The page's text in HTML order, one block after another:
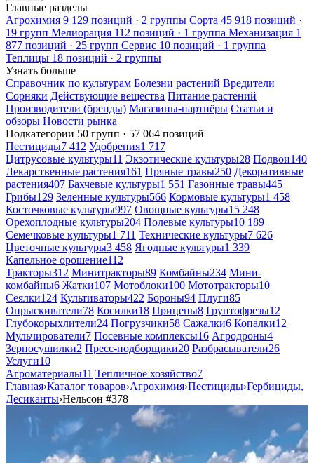
Главные разделы
Агрохимия 9 129 позиций · 2 группы Сорта 45 918 позиций ·
19 групп Мелиорация 112 позиций · 1 группа Механизация 1
877 позиций · 25 групп Сервис 10 позиций · 1 группа
Теплицы 18 позиций · 2 группы
Узнать больше
Справочник по культурам Болезни растений Вредители
Сорняки Действующие вещества Питание растений
Производители (бренды) Магазины-партнёры Статьи и
обзоры Новости рынка
Подкатегории 50 групп · 57 064 позиций
Пестициды7 412 Удобрения1 717
Цитрусовые культуры11 Экзотические культуры28 Подвои140
Лекарственные растения161 Пряные травы250 Декоративные
растения407 Бахчевые культуры1 551 Газонные травы445
Грибы129 Зеленные культуры566 Кормовые культуры1 458
Косточковые культуры997 Овощные культуры15 248
Орехоплодные культуры204 Полевые культуры10 189
Семечковые культуры1 711 Технические культуры7 626
Цветочные культуры3 458 Ягодные культуры1 339
Капельное орошение112
Тракторы312 Минитракторы89 Комбайны234 Мини-
комбайны6 Жатки107 Мотоблоки100 Мототракторы10
Сеялки124 Культиваторы422 Бороны94 Плуги85
Опрыскиватели78 Косилки18 Прицепы8 Грунтофрезы12
Глубокорыхлители24 Погрузчики58 Сажалки6 Копалки12
Мульчирователи7 Посевные комплексы16 Агродроны4
Зерносушилки2 Пресс-подборщики20 Разбрасыватели26
Услуги10
Агроматериалы11 Тепличное хозяйство7
Главная›Каталог товаров›Агрохимия›Пестициды›Гербициды,
Десиканты›Нельсон #378